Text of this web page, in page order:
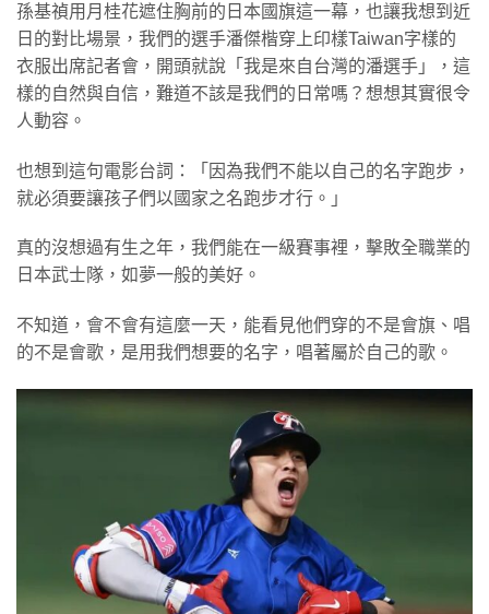
孫基禎用月桂花遮住胸前的日本國旗這一幕，也讓我想到近
日的對比場景，我們的選手潘傑楷穿上印樣Taiwan字樣的
衣服出席記者會，開頭就說「我是來自台灣的潘選手」，這
樣的自然與自信，難道不該是我們的日常嗎？想想其實很令
人動容。
也想到這句電影台詞：「因為我們不能以自己的名字跑步，
就必須要讓孩子們以國家之名跑步才行。」
真的沒想過有生之年，我們能在一級賽事裡，擊敗全職業的
日本武士隊，如夢一般的美好。
不知道，會不會有這麼一天，能看見他們穿的不是會旗、唱
的不是會歌，是用我們想要的名字，唱著屬於自己的歌。